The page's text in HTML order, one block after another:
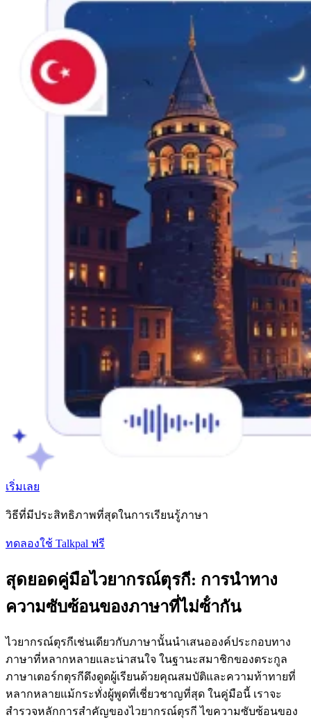
เริ่มเลย
วิธีที่มีประสิทธิภาพที่สุดในการเรียนรู้ภาษา
ทดลองใช้ Talkpal ฟรี
สุดยอดคู่มือไวยากรณ์ตุรกี: การนําทาง
ความซับซ้อนของภาษาที่ไม่ซ้ํากัน
ไวยากรณ์ตุรกีเช่นเดียวกับภาษานั้นนําเสนอองค์ประกอบทาง
ภาษาที่หลากหลายและน่าสนใจ ในฐานะสมาชิกของตระกูล
ภาษาเตอร์กตุรกีดึงดูดผู้เรียนด้วยคุณสมบัติและความท้าทายที่
หลากหลายแม้กระทั่งผู้พูดที่เชี่ยวชาญที่สุด ในคู่มือนี้ เราจะ
สำรวจหลักการสำคัญของไวยากรณ์ตุรกี ไขความซับซ้อนของ